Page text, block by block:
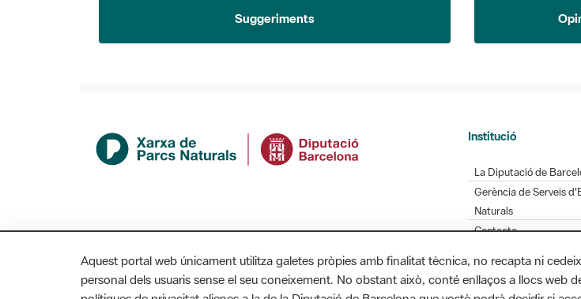
Suggeriments
Institució
La Diputació de
Gerència de Serveis
Naturals
Contacte
Aquest portal web únicament utilitza galetes pròpies amb finalitat tècnica, no recapta ni
personal dels usuaris sense el seu coneixement. No obstant això, conté enllaços a llocs web